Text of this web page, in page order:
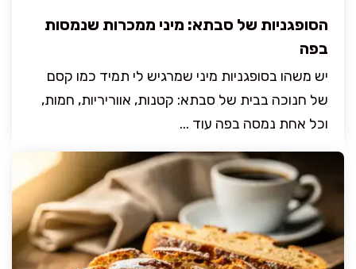
הסופגניות של סבתא: מיני ממכרות שנמסות
בפה
יש משהו בסופגניות מיני שמרגיש לי תמיד כמו קסם
של חנוכה בבית של סבתא: קטנות, אווריריות, חמות,
וכל אחת נמסה בפה עוד ...